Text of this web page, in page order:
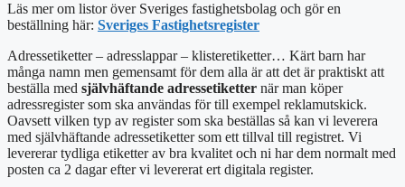
Läs mer om listor över Sveriges fastighetsbolag och gör en
beställning här: Sveriges Fastighetsregister
Adressetiketter – adresslappar – klisteretiketter… Kärt barn har
många namn men gemensamt för dem alla är att det är praktiskt att
beställa med självhäftande adressetiketter när man köper
adressregister som ska användas för till exempel reklamutskick.
Oavsett vilken typ av register som ska beställas så kan vi leverera
med självhäftande adressetiketter som ett tillval till registret. Vi
levererar tydliga etiketter av bra kvalitet och ni har dem normalt med
posten ca 2 dagar efter vi levererat ert digitala register.